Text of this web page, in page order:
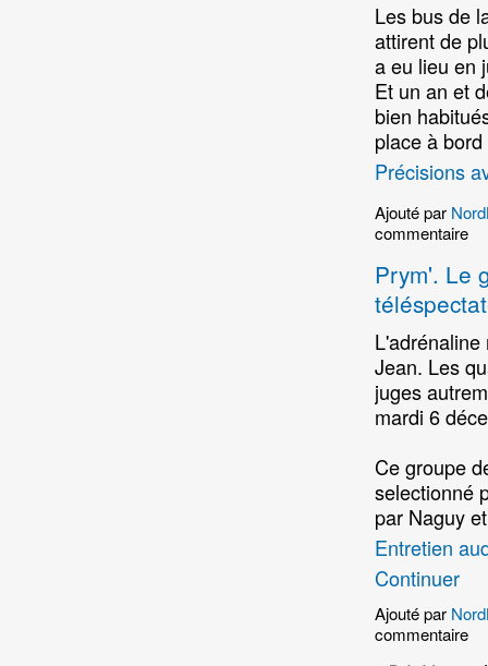
Les bus de
attirent de
a eu lieu en
Et un an et
bien
place à
Précisions
Ajouté par
commentaire
Prym'. Le
Jean. Les
juges
mardi 6
Ce groupe
selectionné
par Naguy
Entretien
Continuer
Ajouté par
commentaire